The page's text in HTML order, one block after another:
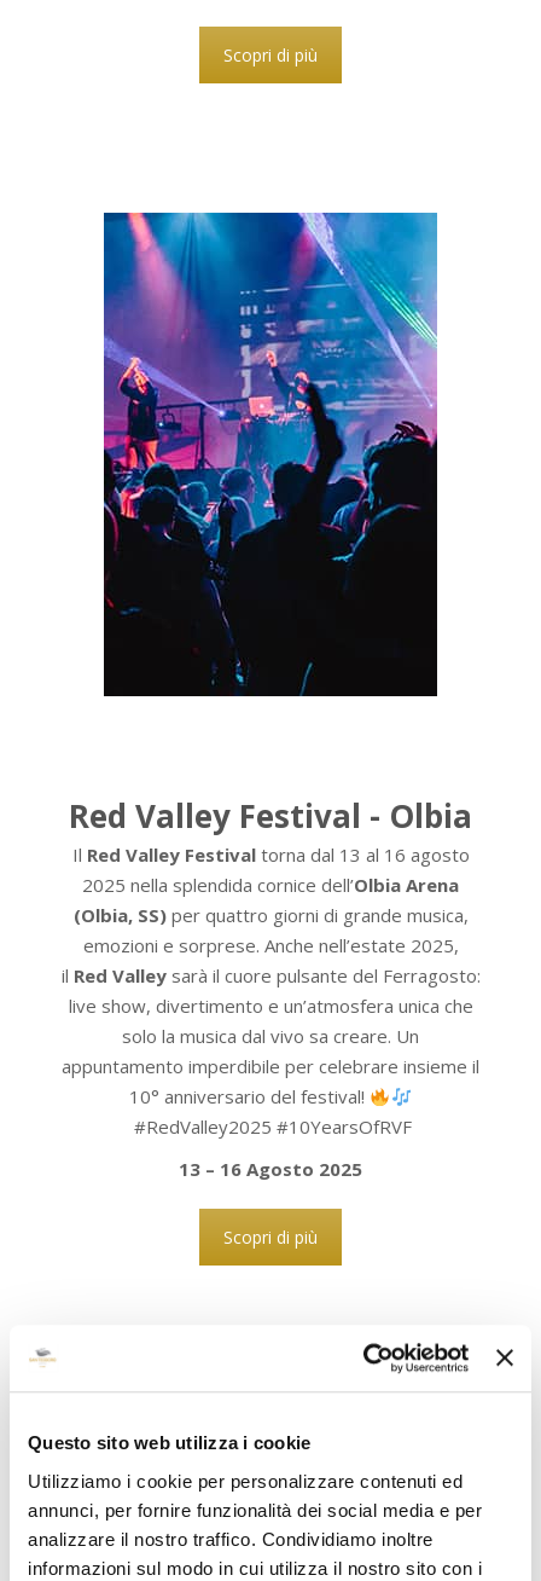
Questo sito web utilizza i cookie
Utilizziamo i cookie per personalizzare contenuti ed
annunci, per fornire funzionalità dei social media e per
analizzare il nostro traffico. Condividiamo inoltre
informazioni sul modo in cui utilizza il nostro sito con i
Scopri di più
Red Valley Festival - Olbia
Il Red Valley Festivaltorna dal 13 al 16 agosto
2025 nella splendida cornice dell’Olbia Arena
(Olbia, SS)per quattro giorni di grande musica,
emozioni e sorprese. Anche nell’estate 2025,
il Red Valleysarà il cuore pulsante del Ferragosto:
live show, divertimento e un’atmosfera unica che
solo la musica dal vivo sa creare. Un
appuntamento imperdibile per celebrare insieme il
10° anniversario del festival!
#RedValley2025 #10YearsOfRVF
13 – 16 Agosto 2025
Scopri di più
Mercatino Serale Coclearia
| San Teodoro
A partire da Giugno in Piazza Gallura, dalle ore
22 (tutte le sere)
Stand colorati e luminosi con esposizione di